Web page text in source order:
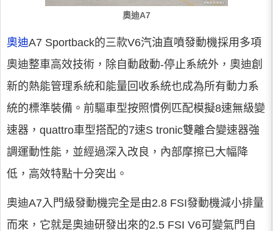
奧迪A7
奧迪A7 Sportback的三款V6汽油直噴發動機採用多項
奧迪整車高效技術，除自動啟動-停止系統外，奧迪創
新的熱能管理系統和能量回收系統也成為所有動力系
統的標準裝備。前驅車型按照慣例匹配模擬8速無級變
速器，quattro車型搭配的7速S tronic雙離合變速器強
調運動性能，並經過深入改良，內部摩擦已大幅降
低，高效特點十分突出。
奧迪A7入門級發動機完全是由2.8 FSI發動機減小排量
而來，它就是奧迪研發出來的2.5 FSI V6可變氣門自